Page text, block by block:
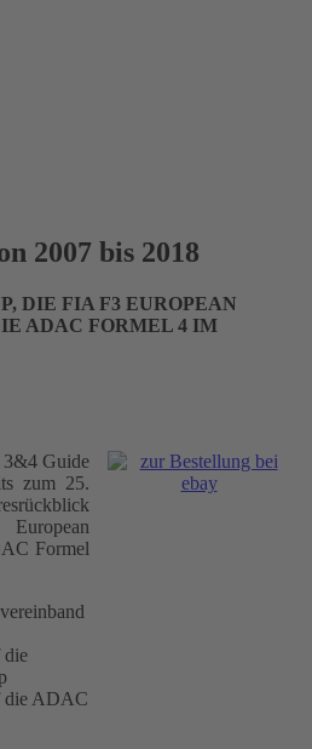
2007 bis 2018
DIE FIA F3 EUROPEAN
ADAC FORMEL 4 IM
Guide
zum 25.
Formel
die
die ADAC